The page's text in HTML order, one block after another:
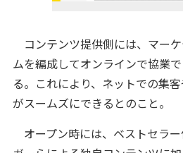
コンテンツ提供側には、マー
ムを編成してオンラインで協業
る。これにより、ネットでの集
がスームズにできるとのこと。
オープン時には、ベストセラ